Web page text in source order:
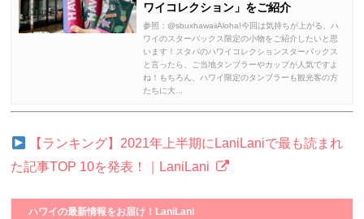
ワイコレクション」をご紹介
参照：@sbuxhawaiiAloha!今回は気持ちが上がる、ハ
ワイのスターバックス限定の小物をご紹介したいと思
います！スタバのハワイコレクションスターバックス
と言ったら、ご当地タンブラーやカップが人気ですよ
ね！もちろん、ハワイ限定のタンブラーも観光客の方
たちに大...
【ランキング】2021年上半期にLaniLaniで最も読まれ
た記事TOP 10を発表！｜LaniLani
ハワイの最新情報をお届け！LaniLani